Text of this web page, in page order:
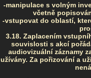
-manipulace s volným
včetně
-vstupovat do oblastí,
3.18. Zaplacením
souvislosti s akcí
audiovizuální záznamy
užívány. Za pořizování a